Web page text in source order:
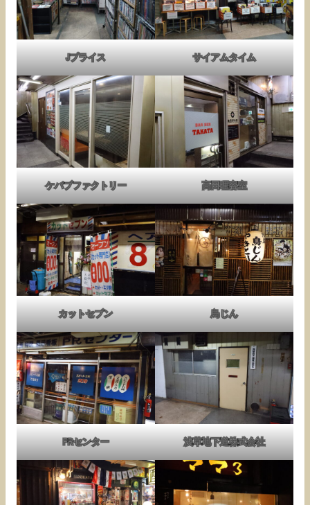
Jプライス サイアムタイム
ケバブファクトリー 高田理容室
カットセブン 鳥じん
PRセンター 浅草地下道株式会社